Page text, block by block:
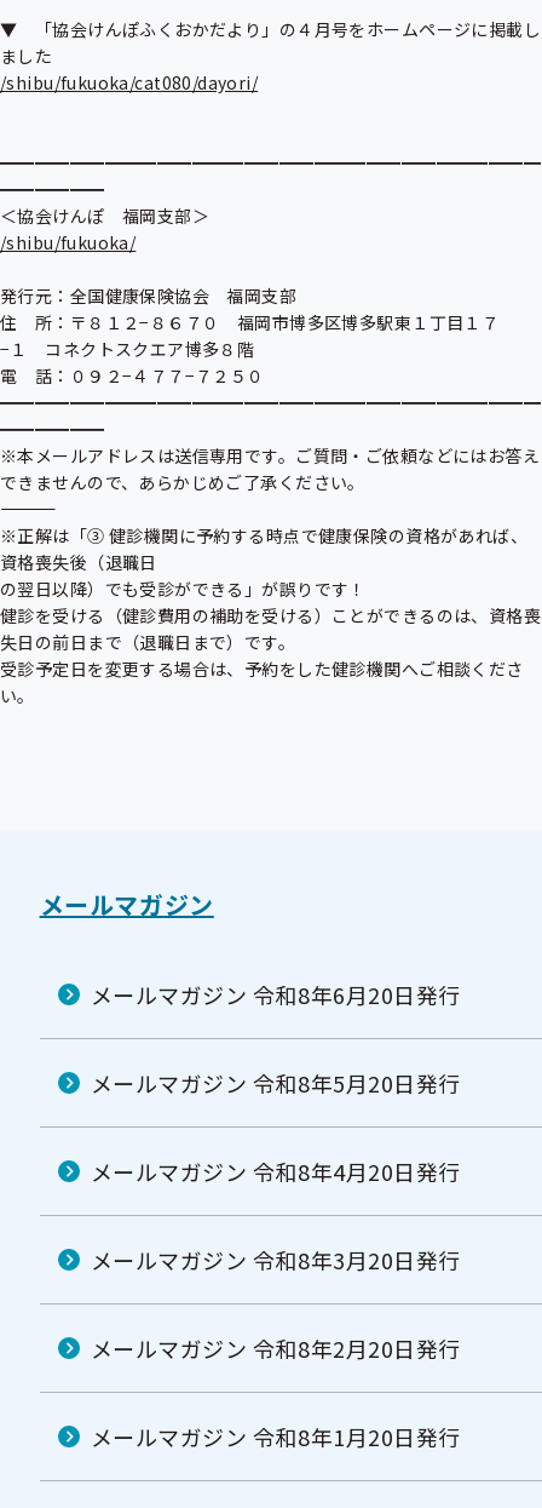
▼　「協会けんぽふくおかだより」の４月号をホームページに掲載し
/shibu/fukuoka/cat080/dayori/
━━━━━━━━━━━━━━━━━━━━━━━━━━━━━━━
━━━━━━
/shibu/fukuoka/
発行元：全国健康保険協会　福岡支部
住　所：〒８１２−８６７０　福岡市博多区博多駅東１丁目１７
−１　コネクトスクエア博多８階
電　話：０９２−４７７−７２５０
━━━━━━━━━━━━━━━━━━━━━━━━━━━━━━━
━━━━━━
※本メールアドレスは送信専用です。ご質問・ご依頼などにはお答え
できませんので、あらかじめご了承ください。
―――――――――――――――――――――――――――――――――――――
※正解は「③ 健診機関に予約する時点で健康保険の資格があれば、
資格喪失後（退職日
の翌日以降）でも受診ができる」が誤りです！
健診を受ける（健診費用の補助を受ける）ことができるのは、資格喪
失日の前日まで（退職日まで）です。
受診予定日を変更する場合は、予約をした健診機関へご相談くださ
い。
メールマガジン
メールマガジン 令和8年6月20日発行
メールマガジン 令和8年5月20日発行
メールマガジン 令和8年4月20日発行
メールマガジン 令和8年3月20日発行
メールマガジン 令和8年2月20日発行
メールマガジン 令和8年1月20日発行